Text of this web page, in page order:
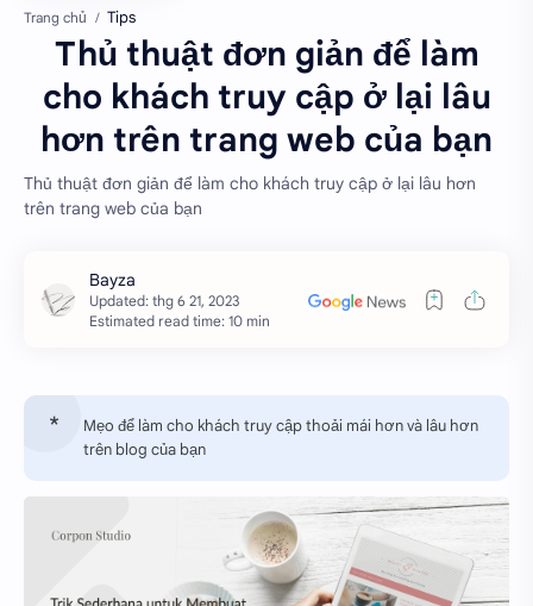
Trang chủ Tips
Thủ thuật đơn giản để làm
cho khách truy cập ở lại lâu
hơn trên trang web của bạn
Thủ thuật đơn giản để làm cho khách truy cập ở lại lâu hơn
trên trang web của bạn
Estimated read time: 10 min
Mẹo để làm cho khách truy cập thoải mái hơn và lâu hơn
trên blog của bạn